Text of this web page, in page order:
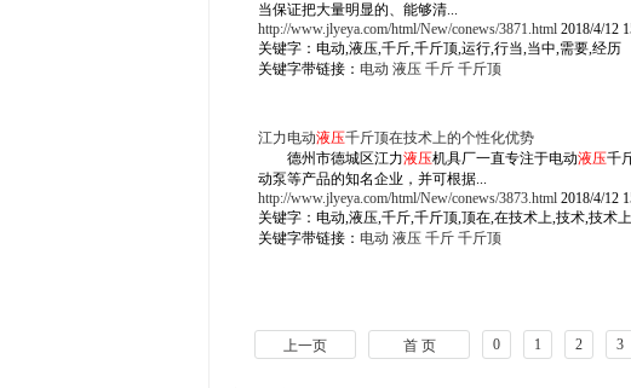
当保证把大量明显的、能够清...
http://www.jlyeya.com/html/New/conews/3871.html 2018/4/12
关键字：电动,液压,千斤,千斤顶,运行,行当,当中,需要,经历
关键字带链接： 电动 液压 千斤 千斤顶
江力电动液压千斤顶在技术上的个性化优势
德州市德城区江力液压机具厂一直专注于电动液压千
动泵等产品的知名企业，并可根据...
http://www.jlyeya.com/html/New/conews/3873.html 2018/4/12
关键字：电动,液压,千斤,千斤顶,顶在,在技术上,技术,技术上
关键字带链接： 电动 液压 千斤 千斤顶
上一页 首 页 0 1 2 3